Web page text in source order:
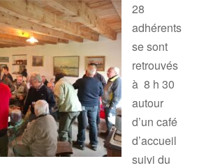
28
adhérents
se sont
retrouvés
à 8 h 30
autour
d’un café
d’accueil
suivi du